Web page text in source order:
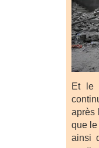
Et le
après
que le
ainsi